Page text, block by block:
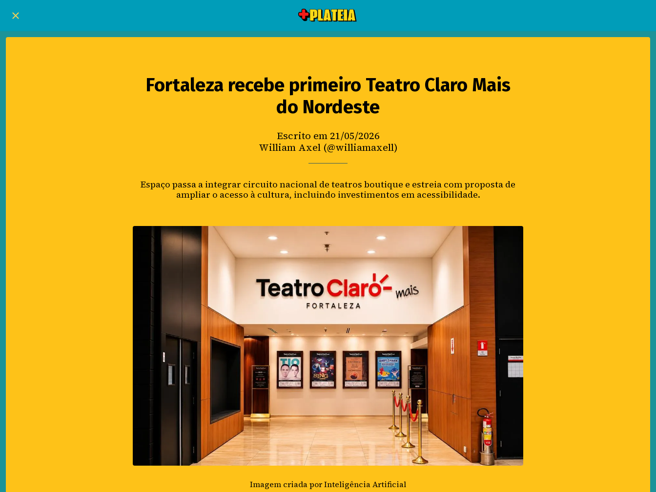
Fortaleza recebe primeiro Teatro Claro Mais
do Nordeste
Escrito em 21/05/2026
William Axel (@williamaxell)
Espaço passa a integrar circuito nacional de teatros boutique e estreia com proposta de
ampliar o acesso à cultura, incluindo investimentos em acessibilidade.
Imagem criada por Inteligência Artificial